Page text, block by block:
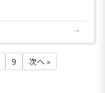
9 次へ »